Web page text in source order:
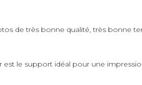
de très bonne qualité, très bonne
est le support idéal pour une